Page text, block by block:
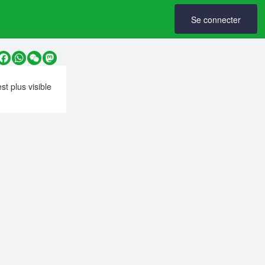
Se connecter
Facebook
WhatsApp
WeChatMastodon
plus visible